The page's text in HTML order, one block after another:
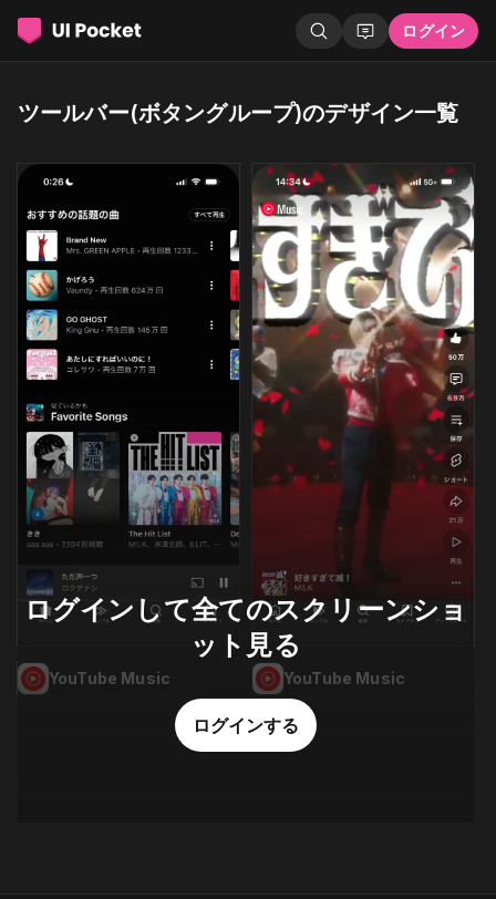
ログイン
ツールバー(ボタングループ)のデザイン一覧
YouTube Music YouTube Music
ログインして全てのスクリーンショ
ット見る
ログインする